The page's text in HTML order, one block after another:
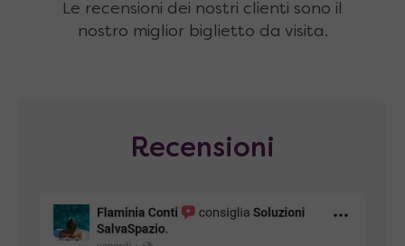
Le recensioni dei nostri clienti sono il
nostro miglior biglietto da visita.
Recensioni